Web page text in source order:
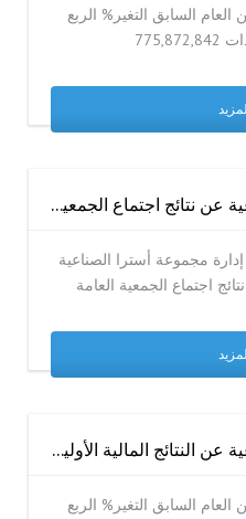
العام السابق التغير% الربع
السابق التغير % المبيعات/الايرادات 775,872,842
إعلان مجموعة أسترا الصناعية عن نتائج اجتماع الجمعية العامة العادية (الاجتماع الأول )
مجموعة أسترا الصناعية
اجتماع الجمعية العامة
اعلان مجموعة أسترا الصناعية عن النتائج المالية الأولية للفترة المنتهية في 2026-03-31 ( ثلاثة أشهر )
العام السابق التغير% الربع